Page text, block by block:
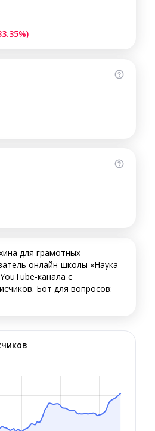
для грамотных
онлайн-школы «Наука
канала с
Бот для вопросов: